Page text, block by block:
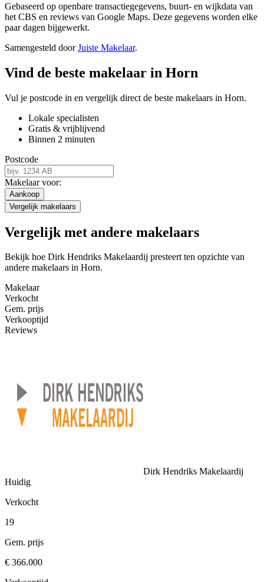
Gebaseerd op openbare transactiegegevens, buurt- en wijkdata van
het CBS en reviews van Google Maps. Deze gegevens worden elke
paar dagen bijgewerkt.
Samengesteld doorJuiste Makelaar.
Vind de beste makelaar in Horn
Vul je postcode in en vergelijk direct de beste makelaars in Horn.
Lokale specialisten
Gratis & vrijblijvend
Binnen 2 minuten
Postcode
Makelaar voor:
Aankoop
Vergelijk makelaars
Vergelijk met andere makelaars
Bekijk hoe Dirk Hendriks Makelaardij presteert ten opzichte van
andere makelaars in Horn.
Makelaar
Verkocht
Gem. prijs
Verkooptijd
Reviews
Dirk Hendriks Makelaardij
Huidig
Verkocht
19
Gem. prijs
€ 366.000